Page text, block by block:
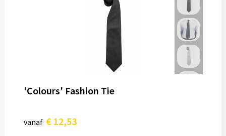
'Colours' Fashion Tie
vanaf € 12,53